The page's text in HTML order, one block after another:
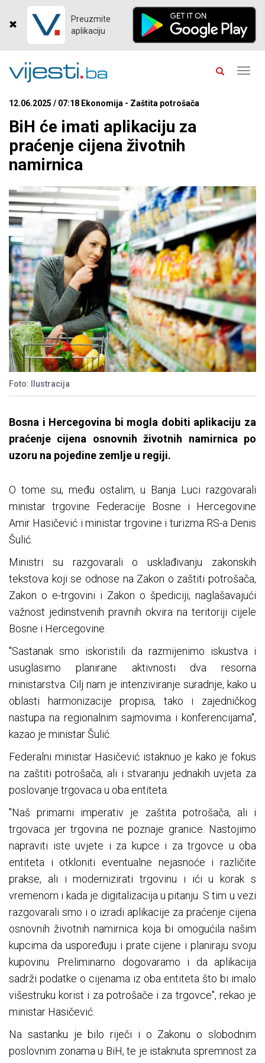
Preuzmite
aplikaciju
12.06.2025 / 07:18 Ekonomija - Zaštita potrošača
BiH će imati aplikaciju za
praćenje cijena životnih
namirnica
Foto: Ilustracija
Bosna i Hercegovina bi mogla dobiti aplikaciju za
praćenje cijena osnovnih životnih namirnica po
uzoru na pojedine zemlje u regiji.
O tome su, među ostalim, u Banja Luci razgovarali
ministar trgovine Federacije Bosne i Hercegovine
Amir Hasičević i ministar trgovine i turizma RS-a Denis
Šulić.
Ministri su razgovarali o usklađivanju zakonskih
tekstova koji se odnose na Zakon o zaštiti potrošača,
Zakon o e-trgovini i Zakon o špediciji, naglašavajući
važnost jedinstvenih pravnih okvira na teritoriji cijele
Bosne i Hercegovine.
"Sastanak smo iskoristili da razmijenimo iskustva i
usuglasimo planirane aktivnosti dva resorna
ministarstva. Cilj nam je intenziviranje suradnje, kako u
oblasti harmonizacije propisa, tako i zajedničkog
nastupa na regionalnim sajmovima i konferencijama",
kazao je ministar Šulić.
Federalni ministar Hasičević istaknuo je kako je fokus
na zaštiti potrošača, ali i stvaranju jednakih uvjeta za
poslovanje trgovaca u oba entiteta.
"Naš primarni imperativ je zaštita potrošača, ali i
trgovaca jer trgovina ne poznaje granice. Nastojimo
napraviti iste uvjete i za kupce i za trgovce u oba
entiteta i otkloniti eventualne nejasnoće i različite
prakse, ali i modernizirati trgovinu i ići u korak s
vremenom i kada je digitalizacija u pitanju. S tim u vezi
razgovarali smo i o izradi aplikacije za praćenje cijena
osnovnih životnih namirnica koja bi omogućila našim
kupcima da uspoređuju i prate cijene i planiraju svoju
kupovinu. Preliminarno dogovaramo i da aplikacija
sadrži podatke o cijenama iz oba entiteta što bi imalo
višestruku korist i za potrošače i za trgovce", rekao je
ministar Hasičević.
Na sastanku je bilo riječi i o Zakonu o slobodnim
poslovnim zonama u BiH, te je istaknuta spremnost za